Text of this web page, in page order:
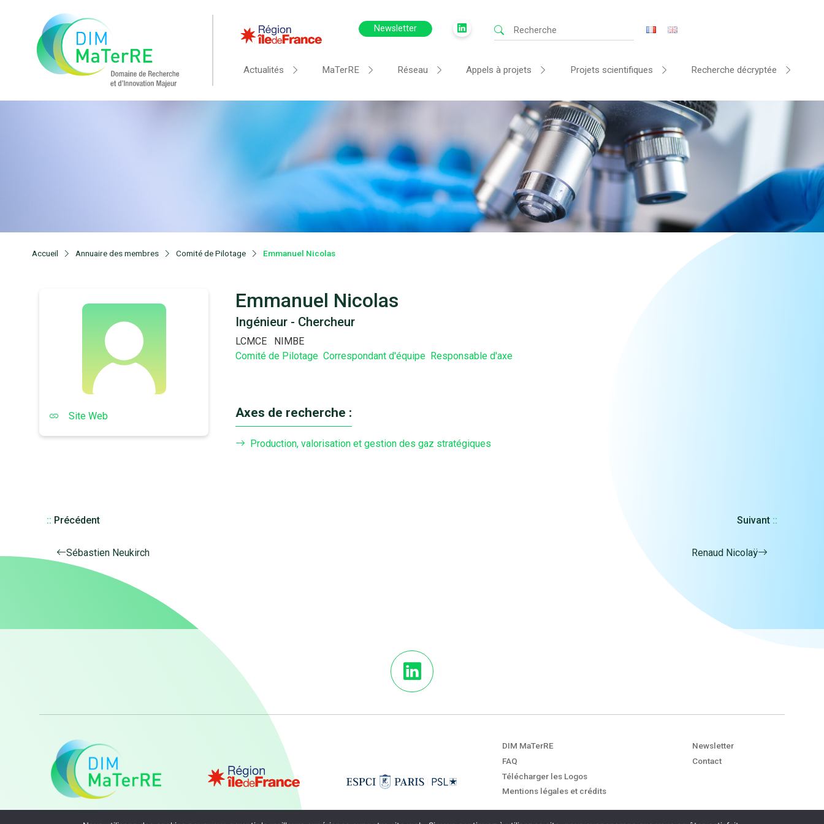
Newsletter
Actualités MaTerRE Réseau Appels à projets Projets scientifiques Recherche décryptée
Accueil Annuaire des membres Comité de Pilotage Emmanuel Nicolas
Site Web
Emmanuel Nicolas
Ingénieur - Chercheur
LCMCE
NIMBE
Comité de Pilotage Correspondant d'équipe Responsable d'axe
Axes de recherche :
Production, valorisation et gestion des gaz stratégiques
:: Précédent
Sébastien Neukirch
Suivant ::
Renaud Nicolaÿ
DIM MaTerRE
FAQ
Télécharger les Logos
Mentions légales et crédits
Newsletter
Contact